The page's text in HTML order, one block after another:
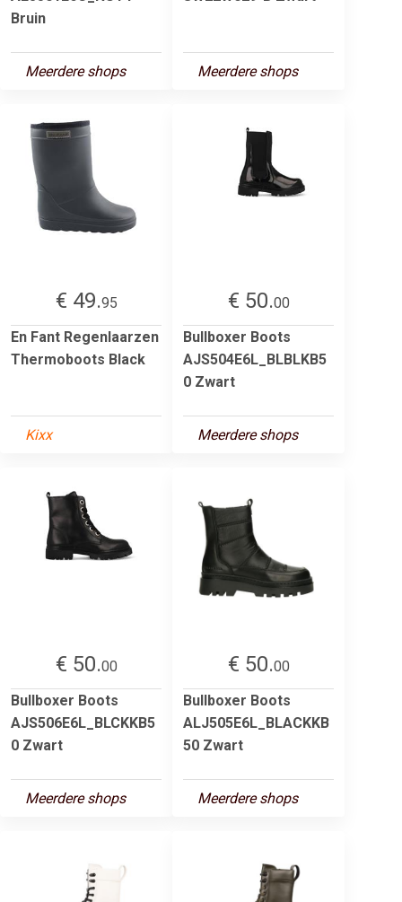
Bruin
Meerdere shops Meerdere shops
€ 49.95
En Fant Regenlaarzen
Thermoboots Black
Kixx
€ 50.00
Bullboxer Boots
AJS504E6L_BLBLKB5
0 Zwart
Meerdere shops
€ 50.00
Bullboxer Boots
AJS506E6L_BLCKKB5
0 Zwart
Meerdere shops
€ 50.00
Bullboxer Boots
ALJ505E6L_BLACKKB
50 Zwart
Meerdere shops